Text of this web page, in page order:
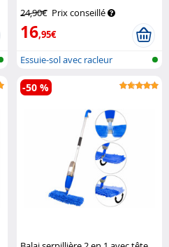
24,90€ Prix conseillé
16,95€
Essuie-sol avec racleur
-50 %